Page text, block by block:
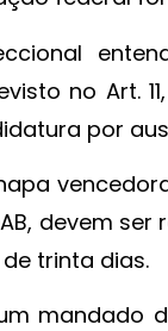
no Art.
por
devem
trinta dias.
mandado